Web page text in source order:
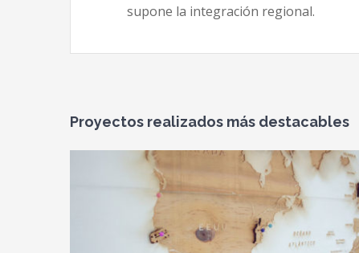
supone la integración regional.
Proyectos realizados más destacables